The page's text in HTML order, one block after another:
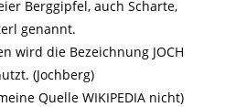
Berggipfel, auch Scharte,
genannt.
wird die Bezeichnung JOCH
(Jochberg)
Quelle WIKIPEDIA nicht)